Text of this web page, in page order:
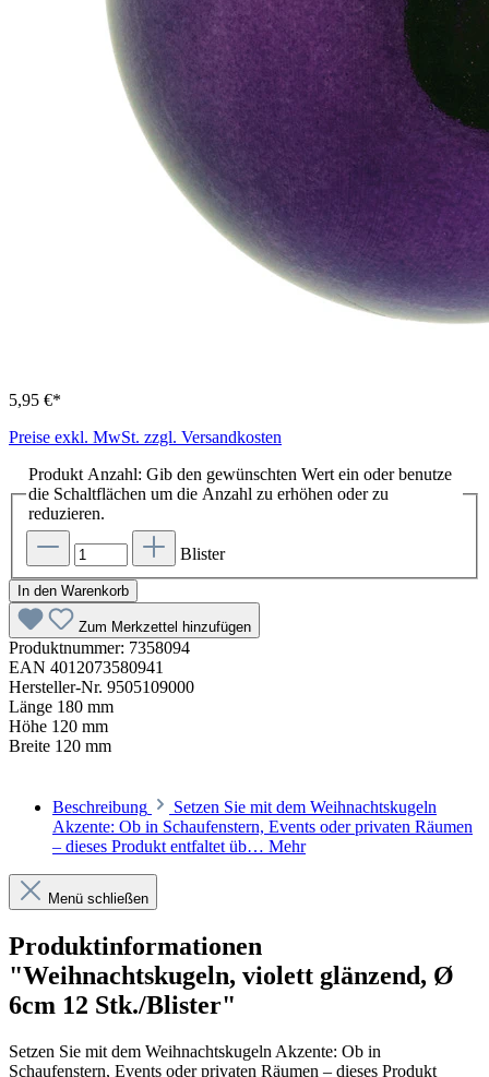
5,95 €*
Preise exkl. MwSt. zzgl. Versandkosten
Produkt Anzahl: Gib den gewünschten Wert ein oder benutze
die Schaltflächen um die Anzahl zu erhöhen oder zu
reduzieren.
Blister
In den Warenkorb
Zum Merkzettel hinzufügen
Produktnummer: 7358094
EAN 4012073580941
Hersteller-Nr. 9505109000
Länge 180 mm
Höhe 120 mm
Breite 120 mm
Beschreibung
Setzen Sie mit dem Weihnachtskugeln
Akzente: Ob in Schaufenstern, Events oder privaten Räumen
– dieses Produkt entfaltet üb… Mehr
Menü schließen
Produktinformationen
"Weihnachtskugeln, violett glänzend, Ø
6cm 12 Stk./Blister"
Setzen Sie mit dem Weihnachtskugeln Akzente: Ob in
Schaufenstern, Events oder privaten Räumen – dieses Produkt